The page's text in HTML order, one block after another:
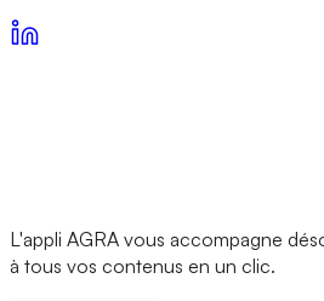
L'appli AGRA vous accompagne
à tous vos contenus en un clic.